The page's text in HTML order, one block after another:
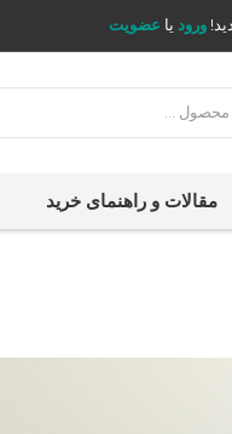
ورود یا عضویت
مقالات و راهنمای خرید